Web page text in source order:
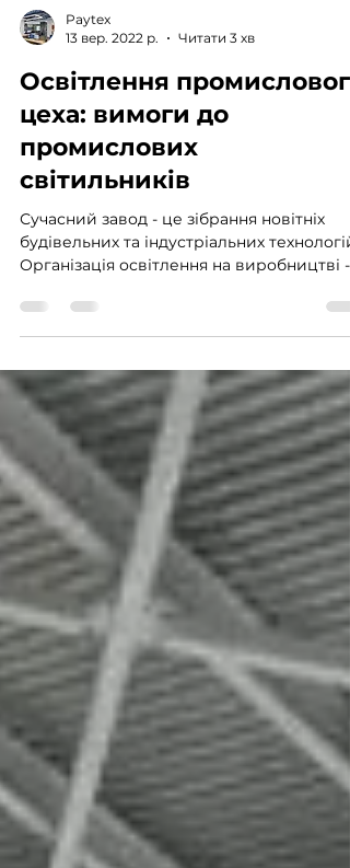
Paytex
13 вер. 2022 р.
Читати 3 хв
Освітлення промислового
цеха: вимоги до
промислових
Організація освітлення на виробництві -
важливий і...